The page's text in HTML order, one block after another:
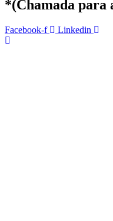
*(Chamada para
Facebook-f Linkedin